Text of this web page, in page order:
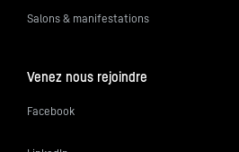
Salons & manifestations
Venez nous rejoindre
Facebook